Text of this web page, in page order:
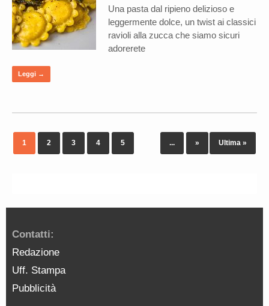
Una pasta dal ripieno delizioso e
leggermente dolce, un twist ai classici
ravioli alla zucca che siamo sicuri
adorerete
Leggi →
1 2 3 4 5 ... » Ultima »
Contatti:
Redazione
Uff. Stampa
Pubblicità